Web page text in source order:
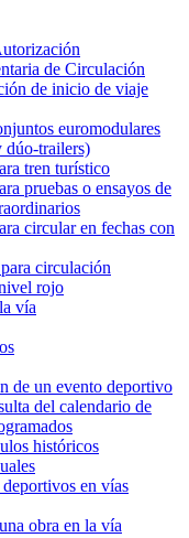
de Circulación
de inicio de viaje
euromodulares
dúo-trailers)
tren turístico
pruebas o ensayos de
circular en fechas con
circulación
rojo
vía
de un evento deportivo
del calendario de
históricos
en vías
obra en la vía